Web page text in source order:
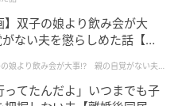
】双子の娘より飲み会が大
ない夫を懲らしめた話【第1
の娘より飲み会が大事!? 親の自覚がない夫を
ってたんだよ」いつまでも子